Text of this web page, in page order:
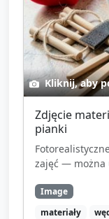
Kliknij, aby
Zdjęcie
pianki
zajęć — można
Image
materiały